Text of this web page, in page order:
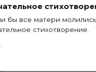
бы все матери
стихотворение.